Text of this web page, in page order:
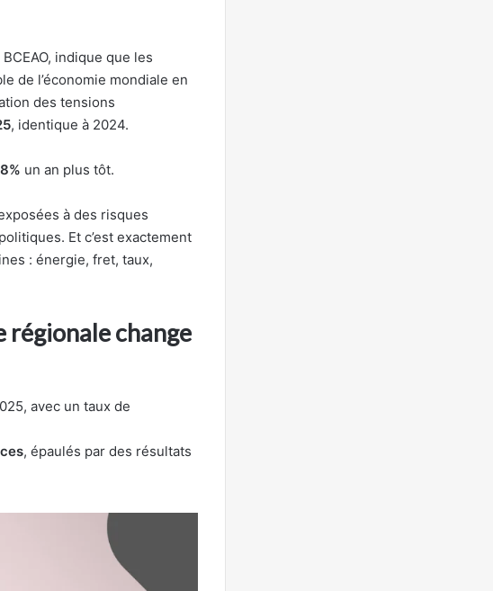
indique que les
de l’économie mondiale en
des tensions
, identique à 2024.
un an plus tôt.
à des risques
Et c’est exactement
: énergie, fret, taux,
régionale change
avec un taux de
, épaulés par des résultats